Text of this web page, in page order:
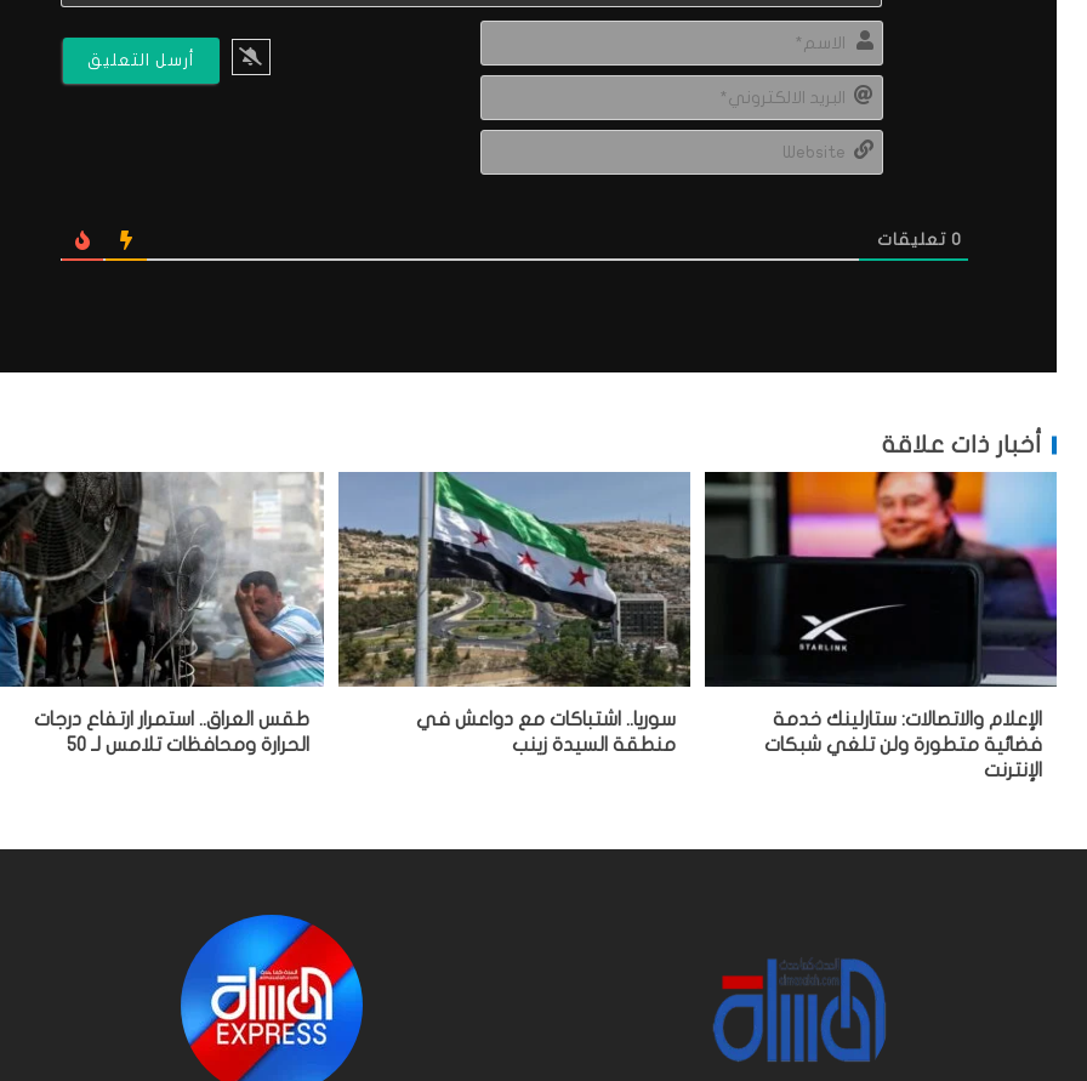
0 تعليقات
أخبار ذات علاقة
الإعلام والاتصالات: ستارلينك خدمة
فضائية متطورة ولن تلغي شبكات
الإنترنت
سوريا.. اشتباكات مع دواعش في
منطقة السيدة زينب
طقس العراق.. استمرار ارتفاع درجات
الحرارة ومحافظات تلامس لـ 50